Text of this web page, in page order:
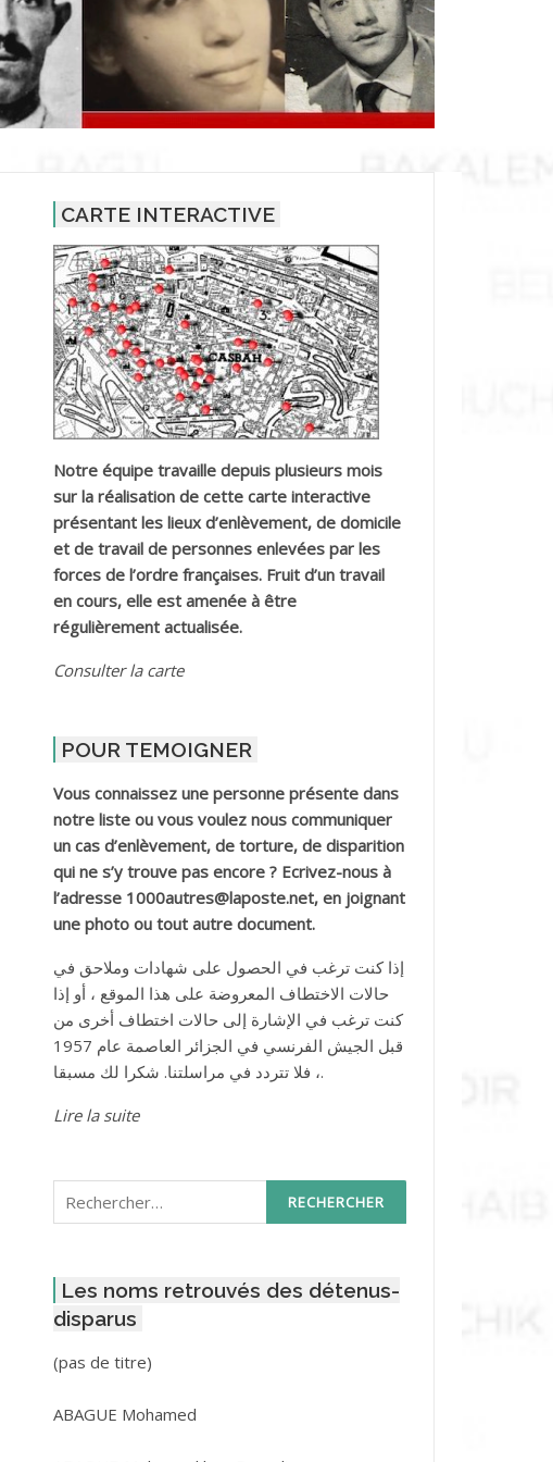
CARTE INTERACTIVE
Notre équipe travaille depuis plusieurs mois
sur la réalisation de cette carte interactive
présentant les lieux d’enlèvement, de domicile
et de travail de personnes enlevées par les
forces de l’ordre françaises. Fruit d’un travail
en cours, elle est amenée à être
régulièrement actualisée.
Consulter la carte
POUR TEMOIGNER
Vous connaissez une personne présente dans
notre liste ou vous voulez nous communiquer
un cas d’enlèvement, de torture, de disparition
qui ne s’y trouve pas encore ? Ecrivez-nous à
l’adresse 1000autres@laposte.net, en joignant
une photo ou tout autre document.
إذا كنت ترغب في الحصول على شهادات وملاحق في
حالات الاختطاف المعروضة على هذا الموقع ، أو إذا
كنت ترغب في الإشارة إلى حالات اختطاف أخرى من
قبل الجيش الفرنسي في الجزائر العاصمة عام 1957
، فلا تتردد في مراسلتنا. شكرا لك مسبقا.
Lire la suite
Rechercher :
Les noms retrouvés des détenus-
disparus
(pas de titre)Post
3416
ABAGUE Mohamed